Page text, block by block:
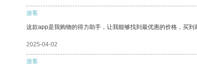
游客
这款app是我购物的得力助手，让我能够找到最优惠的价格，买到
2025-04-02
游客